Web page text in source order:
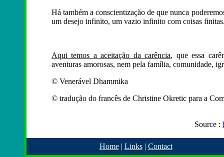
Há também a conscientização de que nunca
um desejo infinito, um vazio infinito com coisas
Aqui temos a aceitação da carência, que essa
aventuras amorosas, nem pela família, comunidade,
© Venerável Dhammika
© tradução do francês de Christine Okretic para a
Source :
Home| Links| Contact